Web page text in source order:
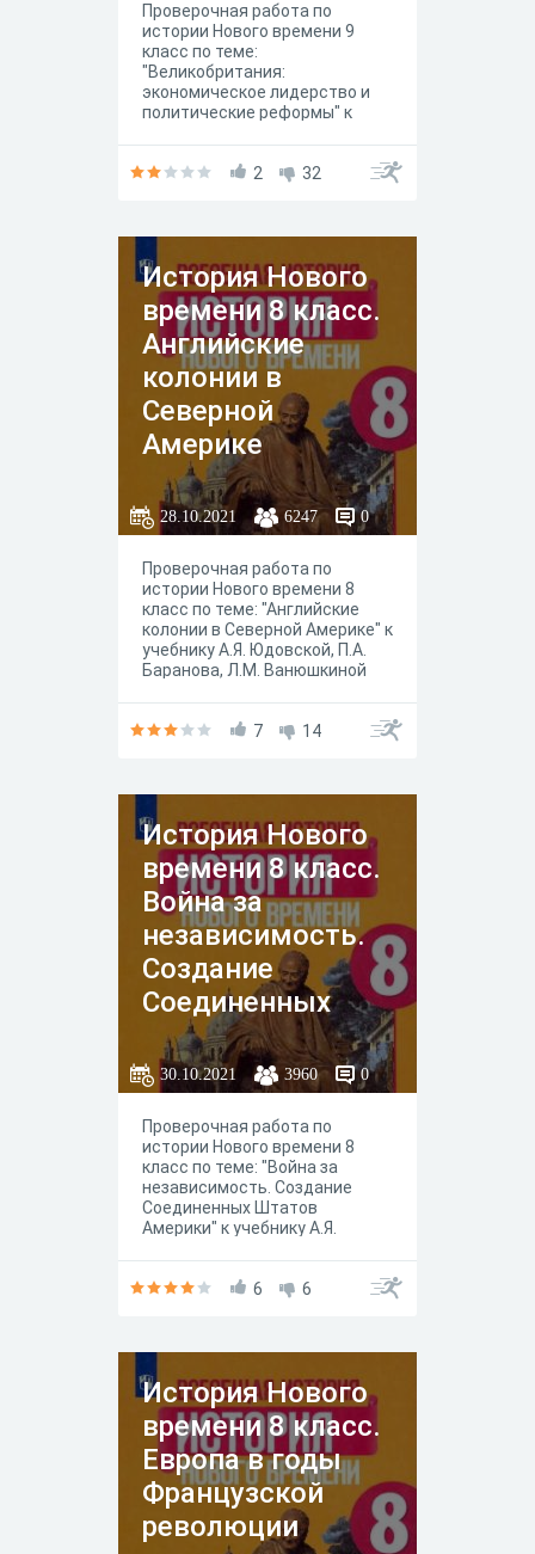
Проверочная работа по
истории Нового времени 9
класс по теме:
"Великобритания:
экономическое лидерство и
политические реформы" к
под редакцией А. А.
2 32
История Нового
времени 8 класс.
Английские
колонии в
Северной
Америке
28.10.2021 6247 0
Проверочная работа по
истории Нового времени 8
класс по теме: "Английские
колонии в Северной Америке" к
учебнику А.Я. Юдовской, П.А.
Баранова, Л.М. Ванюшкиной
"Просвещение" 2020 год.
7 14
История Нового
времени 8 класс.
Война за
независимость.
Создание
Соединенных
Штатов Америки
30.10.2021 3960 0
Проверочная работа по
истории Нового времени 8
класс по теме: "Война за
независимость. Создание
Соединенных Штатов
Америки" к учебнику А.Я.
А. Искандерова, Москва
6 6
История Нового
времени 8 класс.
Европа в годы
Французской
революции